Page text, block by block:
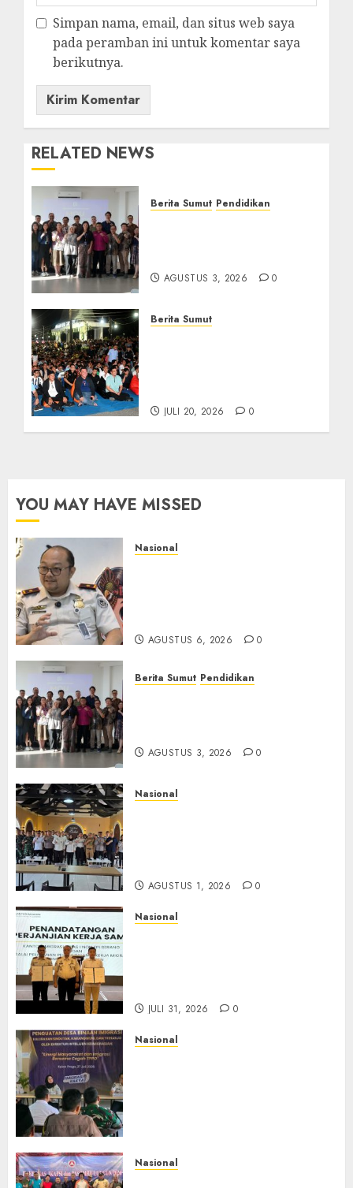
Simpan nama, email, dan situs web saya
pada peramban ini untuk komentar saya
berikutnya.
RELATED NEWS
Berita Sumut Pendidikan
AGUSTUS 3, 2026 0
Berita Sumut
JULI 20, 2026 0
YOU MAY HAVE MISSED
Nasional
AGUSTUS 6, 2026 0
Berita Sumut Pendidikan
AGUSTUS 3, 2026 0
Nasional
AGUSTUS 1, 2026 0
Nasional
JULI 31, 2026 0
Nasional
Nasional